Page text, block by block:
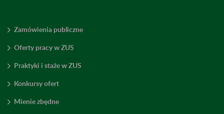
Zamówienia publiczne
Oferty pracy w ZUS
Praktyki i staże w ZUS
Konkursy ofert
Mienie zbędne